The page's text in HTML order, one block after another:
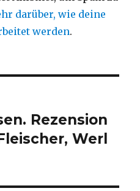
darüber, wie deine
werden.
Rezension
Werl